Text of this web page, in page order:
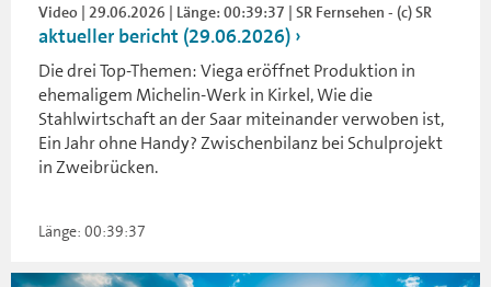
Video | 29.06.2026 | Länge: 00:39:37 | SR Fernsehen - (c) SR
aktueller bericht (29.06.2026)
Die drei Top-Themen: Viega eröffnet Produktion in
ehemaligem Michelin-Werk in Kirkel, Wie die
Stahlwirtschaft an der Saar miteinander verwoben ist,
Ein Jahr ohne Handy? Zwischenbilanz bei Schulprojekt
in Zweibrücken.
Länge: 00:39:37